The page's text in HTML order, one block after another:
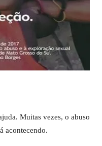
Muitas vezes, o abuso
acontecendo.